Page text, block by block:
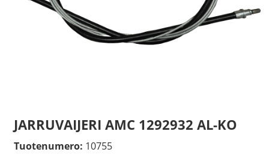
JARRUVAIJERI AMC 1292932 AL-KO
Tuotenumero: 10755